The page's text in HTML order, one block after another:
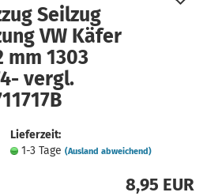
Seilzug
VW Käfer
mm 1303
vergl.
Lieferzeit:
1-3 Tage (Ausland abweichend)
8,95 EUR